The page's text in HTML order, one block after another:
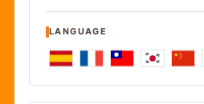
LANGUAGE